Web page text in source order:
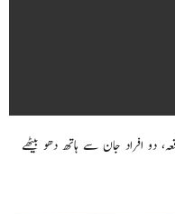
دو افراد جان سے ہاتھ دھو بیٹھے